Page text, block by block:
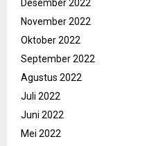
Desember 2022
November 2022
Oktober 2022
September 2022
Agustus 2022
Juli 2022
Juni 2022
Mei 2022